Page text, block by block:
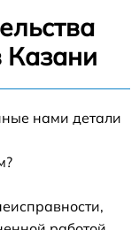
Казани
нами детали